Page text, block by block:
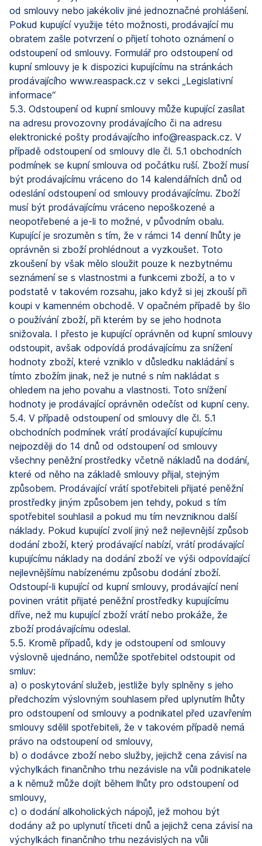
od smlouvy nebo jakékoliv jiné jednoznačné prohlášení.
Pokud kupující využije této možnosti, prodávající mu
obratem zašle potvrzení o přijetí tohoto oznámení o
odstoupení od smlouvy. Formulář pro odstoupení od
kupní smlouvy je k dispozici kupujícímu na stránkách
prodávajícího www.reaspack.cz v sekci „Legislativní
informace“
5.3. Odstoupení od kupní smlouvy může kupující zasílat
na adresu provozovny prodávajícího či na adresu
elektronické pošty prodávajícího info@reaspack.cz. V
případě odstoupení od smlouvy dle čl. 5.1 obchodních
podmínek se kupní smlouva od počátku ruší. Zboží musí
být prodávajícímu vráceno do 14 kalendářních dnů od
odeslání odstoupení od smlouvy prodávajícímu. Zboží
musí být prodávajícímu vráceno nepoškozené a
neopotřebené a je-li to možné, v původním obalu.
Kupující je srozuměn s tím, že v rámci 14 denní lhůty je
oprávněn si zboží prohlédnout a vyzkoušet. Toto
zkoušení by však mělo sloužit pouze k nezbytnému
seznámení se s vlastnostmi a funkcemi zboží, a to v
podstatě v takovém rozsahu, jako když si jej zkouší při
koupi v kamenném obchodě. V opačném případě by šlo
o používání zboží, při kterém by se jeho hodnota
snižovala. I přesto je kupující oprávněn od kupní smlouvy
odstoupit, avšak odpovídá prodávajícímu za snížení
hodnoty zboží, které vzniklo v důsledku nakládání s
tímto zbožím jinak, než je nutné s ním nakládat s
ohledem na jeho povahu a vlastnosti. Toto snížení
hodnoty je prodávající oprávněn odečíst od kupní ceny.
5.4. V případě odstoupení od smlouvy dle čl. 5.1
obchodních podmínek vrátí prodávající kupujícímu
nejpozději do 14 dnů od odstoupení od smlouvy
všechny peněžní prostředky včetně nákladů na dodání,
které od něho na základě smlouvy přijal, stejným
způsobem. Prodávající vrátí spotřebiteli přijaté peněžní
prostředky jiným způsobem jen tehdy, pokud s tím
spotřebitel souhlasil a pokud mu tím nevzniknou další
náklady. Pokud kupující zvolí jiný než nejlevnější způsob
dodání zboží, který prodávající nabízí, vrátí prodávající
kupujícímu náklady na dodání zboží ve výši odpovídající
nejlevnějšímu nabízenému způsobu dodání zboží.
Odstoupí-li kupující od kupní smlouvy, prodávající není
povinen vrátit přijaté peněžní prostředky kupujícímu
dříve, než mu kupující zboží vrátí nebo prokáže, že
zboží prodávajícímu odeslal.
5.5. Kromě případů, kdy je odstoupení od smlouvy
výslovně ujednáno, nemůže spotřebitel odstoupit od
smluv:
a) o poskytování služeb, jestliže byly splněny s jeho
předchozím výslovným souhlasem před uplynutím lhůty
pro odstoupení od smlouvy a podnikatel před uzavřením
smlouvy sdělil spotřebiteli, že v takovém případě nemá
právo na odstoupení od smlouvy,
b) o dodávce zboží nebo služby, jejichž cena závisí na
výchylkách finančního trhu nezávisle na vůli podnikatele
a k němuž může dojít během lhůty pro odstoupení od
smlouvy,
c) o dodání alkoholických nápojů, jež mohou být
dodány až po uplynutí třiceti dnů a jejichž cena závisí na
výchylkách finančního trhu nezávislých na vůli